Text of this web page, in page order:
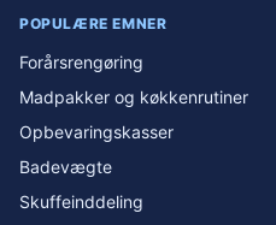
POPULÆRE EMNER
Forårsrengøring
Madpakker og køkkenrutiner
Opbevaringskasser
Badevægte
Skuffeinddeling